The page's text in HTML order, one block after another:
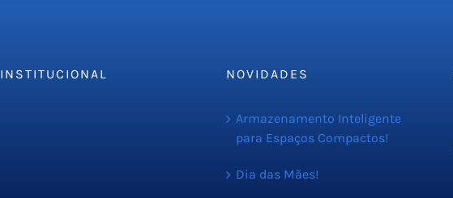
INSTITUCIONAL NOVIDADES
Armazenamento Inteligente
para Espaços Compactos!
Dia das Mães!